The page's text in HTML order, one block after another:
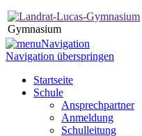
Gymnasium
Navigation
Navigation überspringen
Startseite
Schule
Ansprechpartner
Anmeldung
Schulleitung